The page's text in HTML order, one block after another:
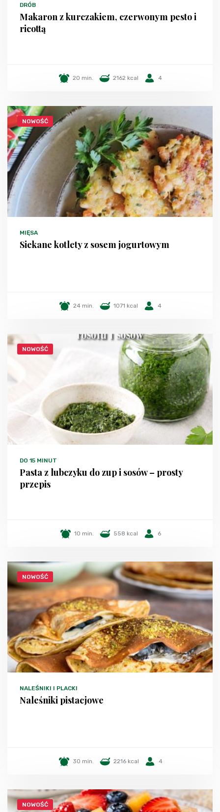
DRÓB
Makaron z kurczakiem, czerwonym pesto i
ricottą
20 min. 2162 kcal 4
NOWOŚĆ
MIĘSA
Siekane kotlety z sosem jogurtowym
24 min. 1071 kcal 4
NOWOŚĆ
DO 15 MINUT
Pasta z lubczyku do zup i sosów – prosty
przepis
10 min. 558 kcal 6
NOWOŚĆ
NALEŚNIKI I PLACKI
Naleśniki pistacjowe
30 min. 2216 kcal 4
NOWOŚĆ